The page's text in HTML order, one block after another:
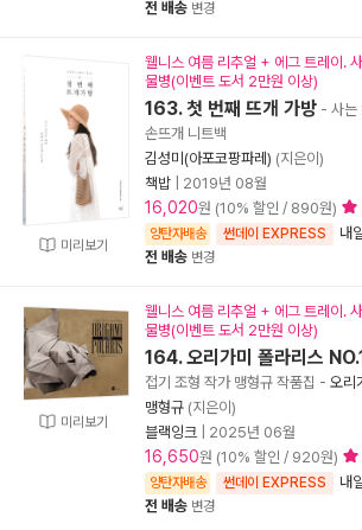
전 배송 변경
미리보기
웰니스 여름 리추얼 + 에그 트레이.
물병(이벤트 도서 2만원 이상)
163. 첫 번째 뜨개 가방 - 사는
손뜨개 니트백
김성미(아포코팡파레) (지은이)
책밥
2019년 08월
16,020원 (10% 할인 / 890원)
양탄자배송 썬데이 EXPRESS 내
전 배송 변경
미리보기
웰니스 여름 리추얼 + 에그 트레이.
물병(이벤트 도서 2만원 이상)
164. 오리가미 폴라리스
접기 조형 작가 맹형규 작품집 - 오리
맹형규 (지은이)
블랙잉크
2025년 06월
16,650원 (10% 할인 / 920원)
양탄자배송 썬데이 EXPRESS 내
전 배송 변경